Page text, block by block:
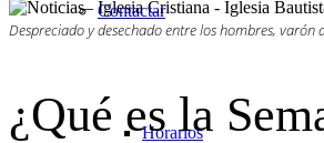
Contactar
Horarios
Despreciado y desechado entre los hombres,
¿Qué es la